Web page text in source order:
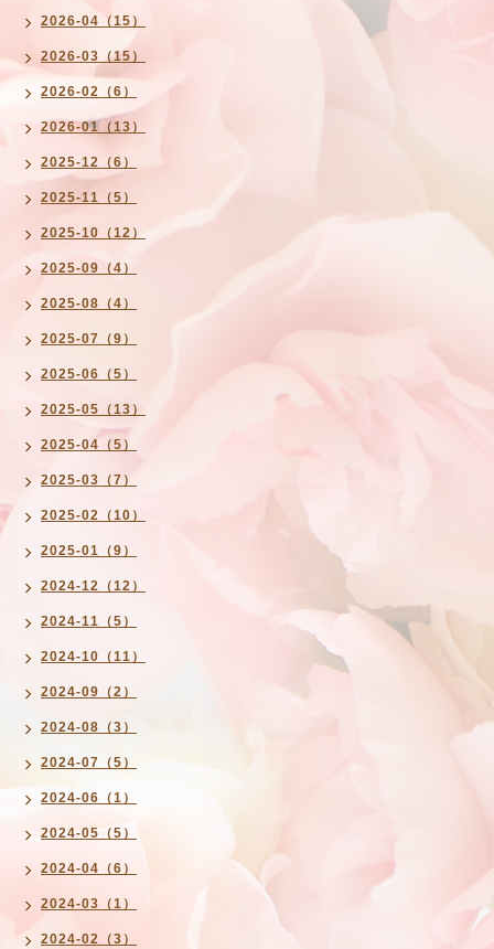
2026-04（15）
2026-03（15）
2026-02（6）
2026-01（13）
2025-12（6）
2025-11（5）
2025-10（12）
2025-09（4）
2025-08（4）
2025-07（9）
2025-06（5）
2025-05（13）
2025-04（5）
2025-03（7）
2025-02（10）
2025-01（9）
2024-12（12）
2024-11（5）
2024-10（11）
2024-09（2）
2024-08（3）
2024-07（5）
2024-06（1）
2024-05（5）
2024-04（6）
2024-03（1）
2024-02（3）